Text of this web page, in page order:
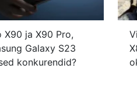
X90 ja X90 Pro,
Galaxy S23
konkurendid?